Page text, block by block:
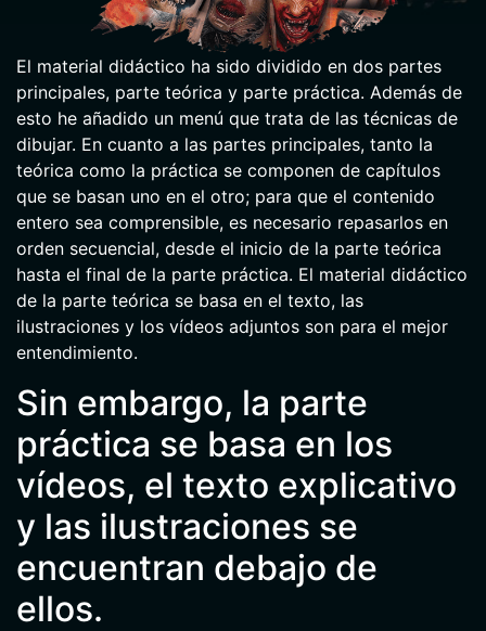
El material didáctico ha sido dividido en dos partes
principales, parte teórica y parte práctica. Además de
esto he añadido un menú que trata de las técnicas de
dibujar. En cuanto a las partes principales, tanto la
teórica como la práctica se componen de capítulos
que se basan uno en el otro; para que el contenido
entero sea comprensible, es necesario repasarlos en
orden secuencial, desde el inicio de la parte teórica
hasta el final de la parte práctica. El material didáctico
de la parte teórica se basa en el texto, las
ilustraciones y los vídeos adjuntos son para el mejor
entendimiento.
Sin embargo, la parte
práctica se basa en los
vídeos, el texto explicativo
y las ilustraciones se
encuentran debajo de
ellos.